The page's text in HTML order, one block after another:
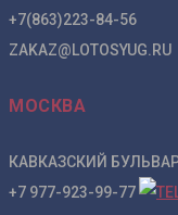
+7(863)223-84-56
ZAKAZ@LOTOSYUG.RU
МОСКВА
КАВКАЗСКИЙ БУЛЬВАР
+7 977-923-99-77